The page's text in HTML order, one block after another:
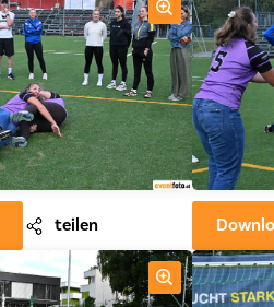
teilen